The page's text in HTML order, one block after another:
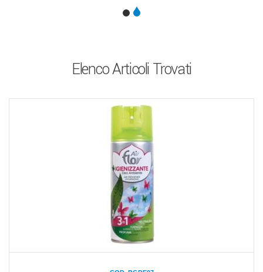
Elenco Articoli Trovati